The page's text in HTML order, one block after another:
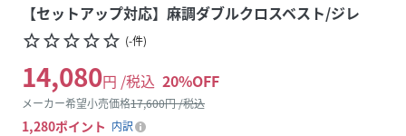
【セットアップ対応】麻調ダブルクロスベスト/ジレ
star_borderstar_borderstar_borderstar_borderstar_border (-件)
14,080円 /税込 20%OFF
メーカー希望小売価格17,600円 /税込
1,280ポイント 内訳